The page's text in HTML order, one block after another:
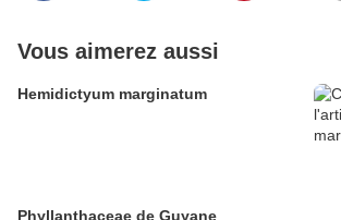
Vous aimerez aussi
Hemidictyum marginatum
Phyllanthaceae de Guyane